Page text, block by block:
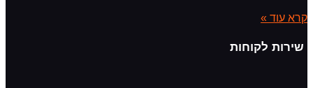
קרא עוד »
שירות לקוחות